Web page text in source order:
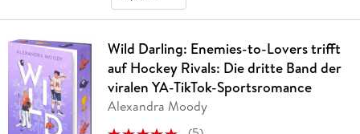
Wild Darling: Enemies-to-Lovers trifft
auf Hockey Rivals: Die dritte Band der
viralen YA-TikTok-Sportsromance
Alexandra Moody